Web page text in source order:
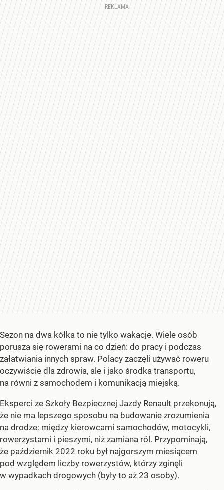
Sezon na dwa kółka to nie tylko wakacje. Wiele osób
porusza się rowerami na co dzień: do pracy i podczas
załatwiania innych spraw. Polacy zaczęli używać roweru
oczywiście dla zdrowia, ale i jako środka transportu,
na równi z samochodem i komunikacją miejską.
Eksperci ze Szkoły Bezpiecznej Jazdy Renault przekonują,
że nie ma lepszego sposobu na budowanie zrozumienia
na drodze: między kierowcami samochodów, motocykli,
rowerzystami i pieszymi, niż zamiana ról. Przypominają,
że październik 2022 roku był najgorszym miesiącem
pod względem liczby rowerzystów, którzy zginęli
w wypadkach drogowych (były to aż 23 osoby).